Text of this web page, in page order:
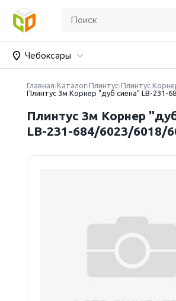
Чебоксары
Главная Каталог Плинтус Плинтус
Плинтус 3м Корнер "дуб сиена" LB-231-
Плинтус 3м Корнер
LB-231-684/6023/6018/